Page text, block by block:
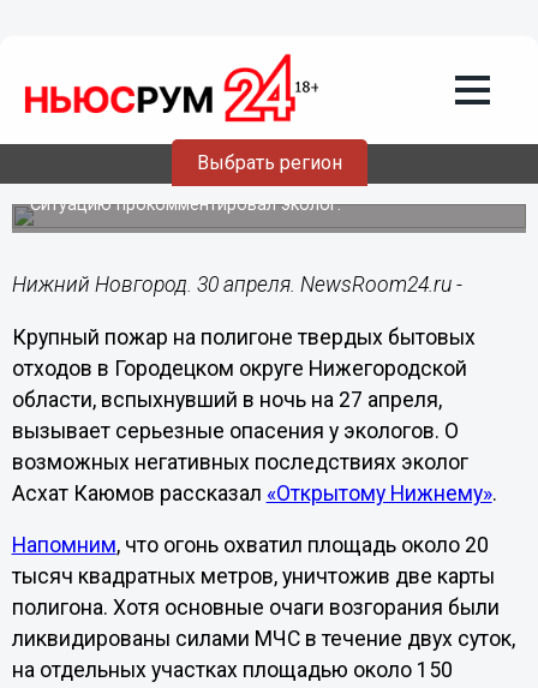
Выбрать регион
Онкозаболевания могут угрожать
нижегородцам из-за горящего
Ситуацию прокомментировал эколог.
Нижний Новгород. 30 апреля. NewsRoom24.ru -
Крупный пожар на полигоне твердых бытовых
отходов в Городецком округе Нижегородской
области, вспыхнувший в ночь на 27 апреля,
вызывает серьезные опасения у экологов. О
возможных негативных последствиях эколог
Асхат Каюмов рассказал «Открытому Нижнему».
Напомним, что огонь охватил площадь около 20
тысяч квадратных метров, уничтожив две карты
полигона. Хотя основные очаги возгорания были
ликвидированы силами МЧС в течение двух суток,
на отдельных участках площадью около 150